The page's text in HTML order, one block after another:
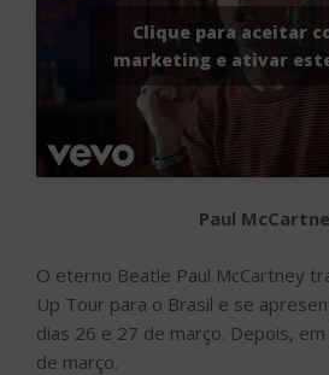
Clique para aceitar
marketing e ativar
Paul
O eterno Beatle Paul McCartney
Up Tour para o Brasil e se
dias 26 e 27 de março. Depois,
de março.